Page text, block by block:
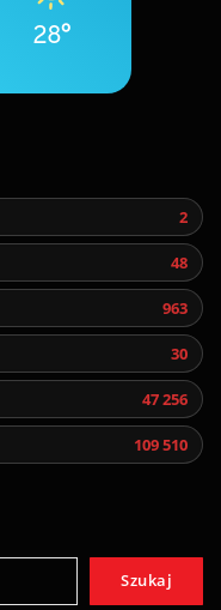
28°
2
48
963
30
47 256
109 510
Szukaj